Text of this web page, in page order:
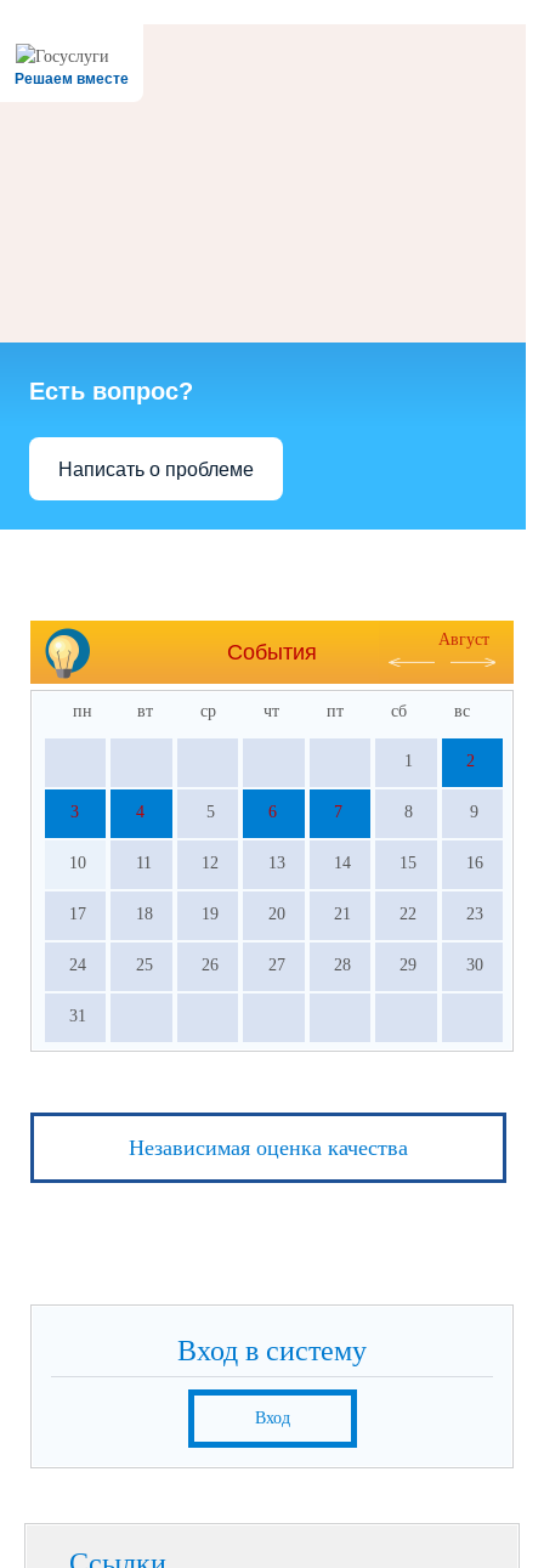
Решаем вместе
Есть вопрос?
Написать о проблеме
События
Август
пн вт ср чт пт сб вс
1 2
3 4 5 6 7 8 9
10 11 12 13 14 15 16
17 18 19 20 21 22 23
24 25 26 27 28 29 30
31
Независимая оценка качества
Вход в систему
Вход